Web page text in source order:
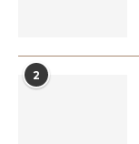
2